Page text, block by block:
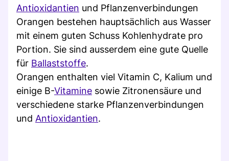
Antioxidantien und Pflanzenverbindungen
Orangen bestehen hauptsächlich aus Wasser
mit einem guten Schuss Kohlenhydrate pro
Portion. Sie sind ausserdem eine gute Quelle
für Ballaststoffe.
Orangen enthalten viel Vitamin C, Kalium und
einige B-Vitamine sowie Zitronensäure und
verschiedene starke Pflanzenverbindungen
und Antioxidantien.